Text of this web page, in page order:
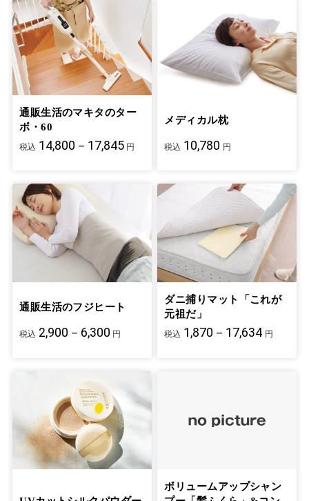
通販生活のマキタのター
ボ・60
税込 14,800－17,845 円
メディカル枕
税込 10,780 円
通販生活のフジヒート
税込 2,900－6,300 円
ダニ捕りマット「これが
元祖だ」
税込 1,870－17,634 円
ボリュームアップシャン